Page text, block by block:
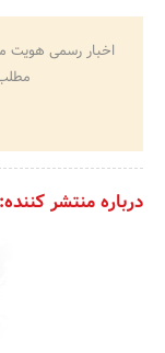
اخبار رسمی هویت
درباره منتشر کننده: